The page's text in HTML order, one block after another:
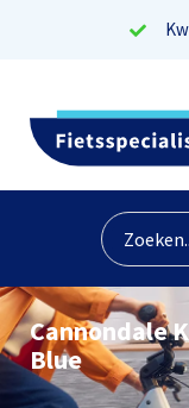
Cannondale
Blue